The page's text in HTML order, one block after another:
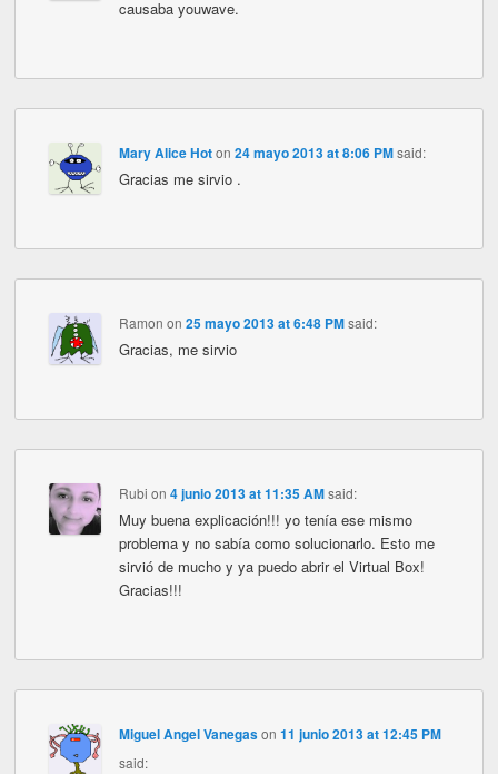
causaba youwave.
Mary Alice Hoton 24 mayo 2013 at 8:06 PM said:
Gracias me sirvio .
Ramon on 25 mayo 2013 at 6:48 PM said:
Gracias, me sirvio
Rubi on 4 junio 2013 at 11:35 AM said:
Muy buena explicación!!! yo tenía ese mismo
problema y no sabía como solucionarlo. Esto me
sirvió de mucho y ya puedo abrir el Virtual Box!
Gracias!!!
Miguel Angel Vanegason 11 junio 2013 at 12:45 PM
said: